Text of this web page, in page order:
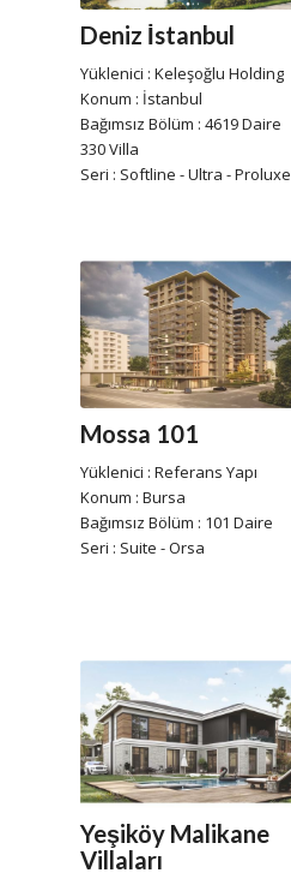
Deniz İstanbul
Yüklenici : Keleşoğlu Holding
Konum : İstanbul
Bağımsız Bölüm : 4619 Daire
330 Villa
Seri : Softline - Ultra - Proluxe
Mossa 101
Yüklenici : Referans Yapı
Konum : Bursa
Bağımsız Bölüm : 101 Daire
Seri : Suite - Orsa
Yeşiköy Malikane
Villaları